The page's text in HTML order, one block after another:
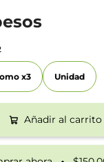
x3
x3
Unidad
Unidad
Añadir al carrito